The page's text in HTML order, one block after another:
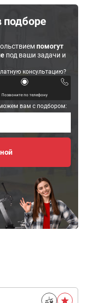
помогут
под ваши задачи и
консультацию?
Позвоните по телефону
вам с подбором: